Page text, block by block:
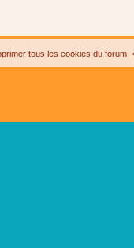
tous les cookies du forum